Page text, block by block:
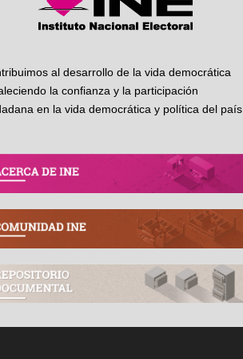
al desarrollo de la vida democrática
la confianza y la participación
en la vida democrática y política del país.